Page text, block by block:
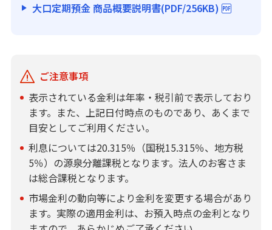
大口定期預金 商品概要説明書(PDF/256KB)
ご注意事項
表示されている金利は年率・税引前で表示しており
ます。また、上記日付時点のものであり、あくまで
目安としてご利用ください。
利息については20.315％（国税15.315％、地方税
5％）の源泉分離課税となります。法人のお客さま
は総合課税となります。
市場金利の動向等により金利を変更する場合があり
ます。実際の適用金利は、お預入時点の金利となり